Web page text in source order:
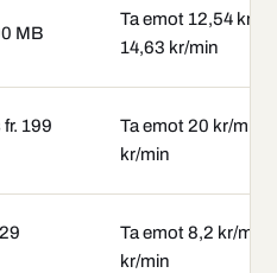
MB
Ta emot 12,54 kr/
14,63 kr/min
199
Ta emot 20 kr/min
kr/min
Ta emot 8,2 kr/min
kr/min